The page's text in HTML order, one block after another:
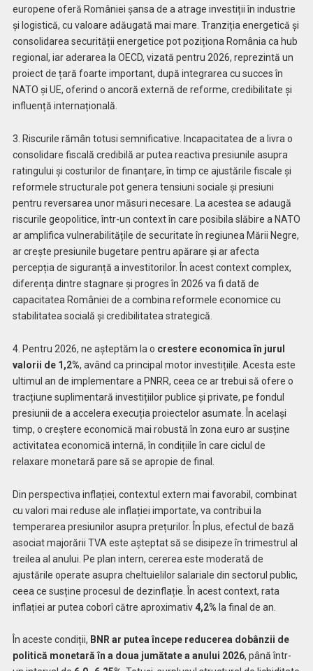
europene oferă României șansa de a atrage investiții în industrie
și logistică, cu valoare adăugată mai mare. Tranziția energetică și
consolidarea securității energetice pot poziționa România ca hub
regional, iar aderarea la OECD, vizată pentru 2026, reprezintă un
proiect de țară foarte important, după integrarea cu succes în
NATO și UE, oferind o ancoră externă de reforme, credibilitate și
influență internațională.
3. Riscurile rămân totusi semnificative. Incapacitatea de a livra o
consolidare fiscală credibilă ar putea reactiva presiunile asupra
ratingului și costurilor de finanțare, în timp ce ajustările fiscale și
reformele structurale pot genera tensiuni sociale și presiuni
pentru reversarea unor măsuri necesare. La acestea se adaugă
riscurile geopolitice, într-un context în care posibila slăbire a NATO
ar amplifica vulnerabilitățile de securitate în regiunea Mării Negre,
ar crește presiunile bugetare pentru apărare și ar afecta
percepția de siguranță a investitorilor. În acest context complex,
diferența dintre stagnare și progres în 2026 va fi dată de
capacitatea României de a combina reformele economice cu
stabilitatea socială și credibilitatea strategică.
4. Pentru 2026, ne așteptăm la o crestere economica în jurul
valorii de 1,2%, având ca principal motor investițiile. Acesta este
ultimul an de implementare a PNRR, ceea ce ar trebui să ofere o
tracțiune suplimentară investițiilor publice și private, pe fondul
presiunii de a accelera execuția proiectelor asumate. În același
timp, o creștere economică mai robustă în zona euro ar susține
activitatea economică internă, în condițiile în care ciclul de
relaxare monetară pare să se apropie de final.
Din perspectiva inflației, contextul extern mai favorabil, combinat
cu valori mai reduse ale inflației importate, va contribui la
temperarea presiunilor asupra prețurilor. În plus, efectul de bază
asociat majorării TVA este așteptat să se disipeze în trimestrul al
treilea al anului. Pe plan intern, cererea este moderată de
ajustările operate asupra cheltuielilor salariale din sectorul public,
ceea ce susține procesul de dezinflație. În acest context, rata
inflației ar putea coborî către aproximativ4,2% la final de an.
În aceste condiții, BNR ar putea începe reducerea dobânzii de
politică monetară în a doua jumătate a anului 2026, până într-